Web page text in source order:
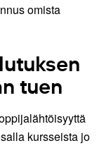
omista
tuen
kursseista jo